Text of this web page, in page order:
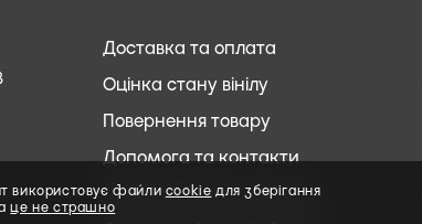
Доставка та оплата
Оцінка стану вінілу
Повернення товару
Допомога та контакти
Обслуговування клієнтів
використовує файли cookie для зберігання
це не страшно